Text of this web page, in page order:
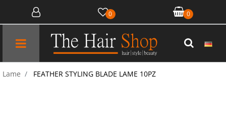
0 0
Open menu
Lame FEATHER STYLING BLADE LAME 10PZ